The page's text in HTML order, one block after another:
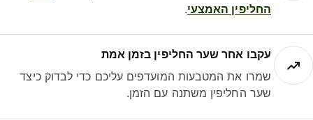
החליפין האמצעי.
עקבו אחר שער החליפין בזמן אמת
שמרו את המטבעות המועדפים עליכם כדי לבדוק כיצד
שער החליפין משתנה עם הזמן.